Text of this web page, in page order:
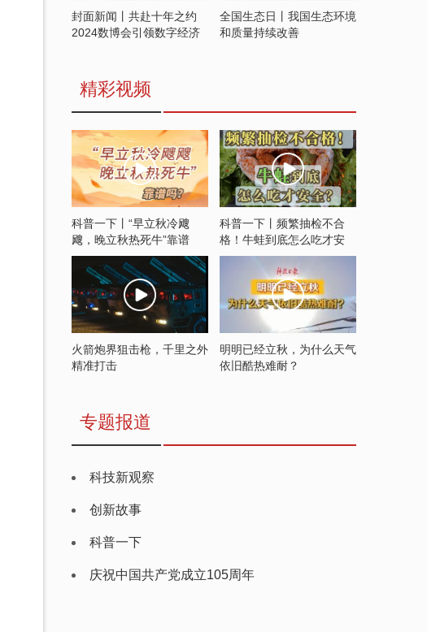
封面新闻丨共赴十年之约
2024数博会引领数字经济
全国生态日丨我国生态环境
和质量持续改善
精彩视频
科普一下丨“早立秋冷飕
飕，晚立秋热死牛”靠谱
吗？
科普一下丨频繁抽检不合
格！牛蛙到底怎么吃才安
全？
火箭炮界狙击枪，千里之外
精准打击
明明已经立秋，为什么天气
依旧酷热难耐？
专题报道
科技新观察
创新故事
科普一下
庆祝中国共产党成立105周年